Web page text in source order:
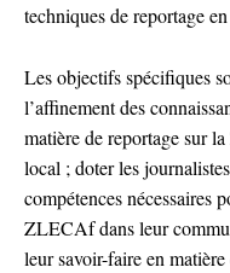
techniques de reportage
Les objectifs spécifiques
l’affinement des
matière de reportage sur
local ; doter les
compétences nécessaires
ZLECAf dans leur
leur savoir-faire en